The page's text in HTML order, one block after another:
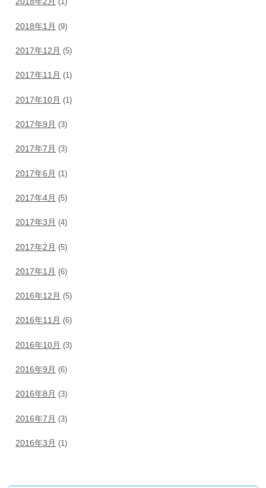
(1)
2018年1月 (9)
2017年12月 (5)
2017年11月 (1)
2017年10月 (1)
2017年9月 (3)
2017年7月 (3)
2017年6月 (1)
2017年4月 (5)
2017年3月 (4)
2017年2月 (5)
2017年1月 (6)
2016年12月 (5)
2016年11月 (6)
2016年10月 (3)
2016年9月 (6)
2016年8月 (3)
2016年7月 (3)
2016年3月 (1)